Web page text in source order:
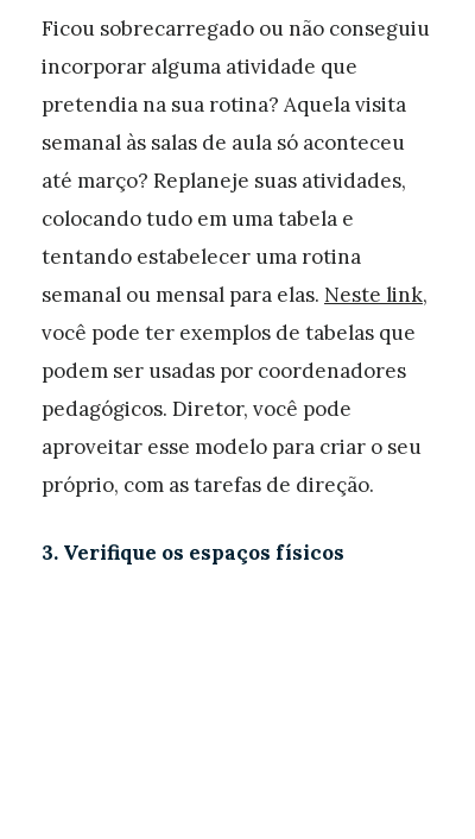
Ficou sobrecarregado ou não conseguiu
incorporar alguma atividade que
pretendia na sua rotina? Aquela visita
semanal às salas de aula só aconteceu
até março? Replaneje suas atividades,
colocando tudo em uma tabela e
tentando estabelecer uma rotina
semanal ou mensal para elas. Neste link,
você pode ter exemplos de tabelas que
podem ser usadas por coordenadores
pedagógicos. Diretor, você pode
aproveitar esse modelo para criar o seu
próprio, com as tarefas de direção.
3. Verifique os espaços físicos